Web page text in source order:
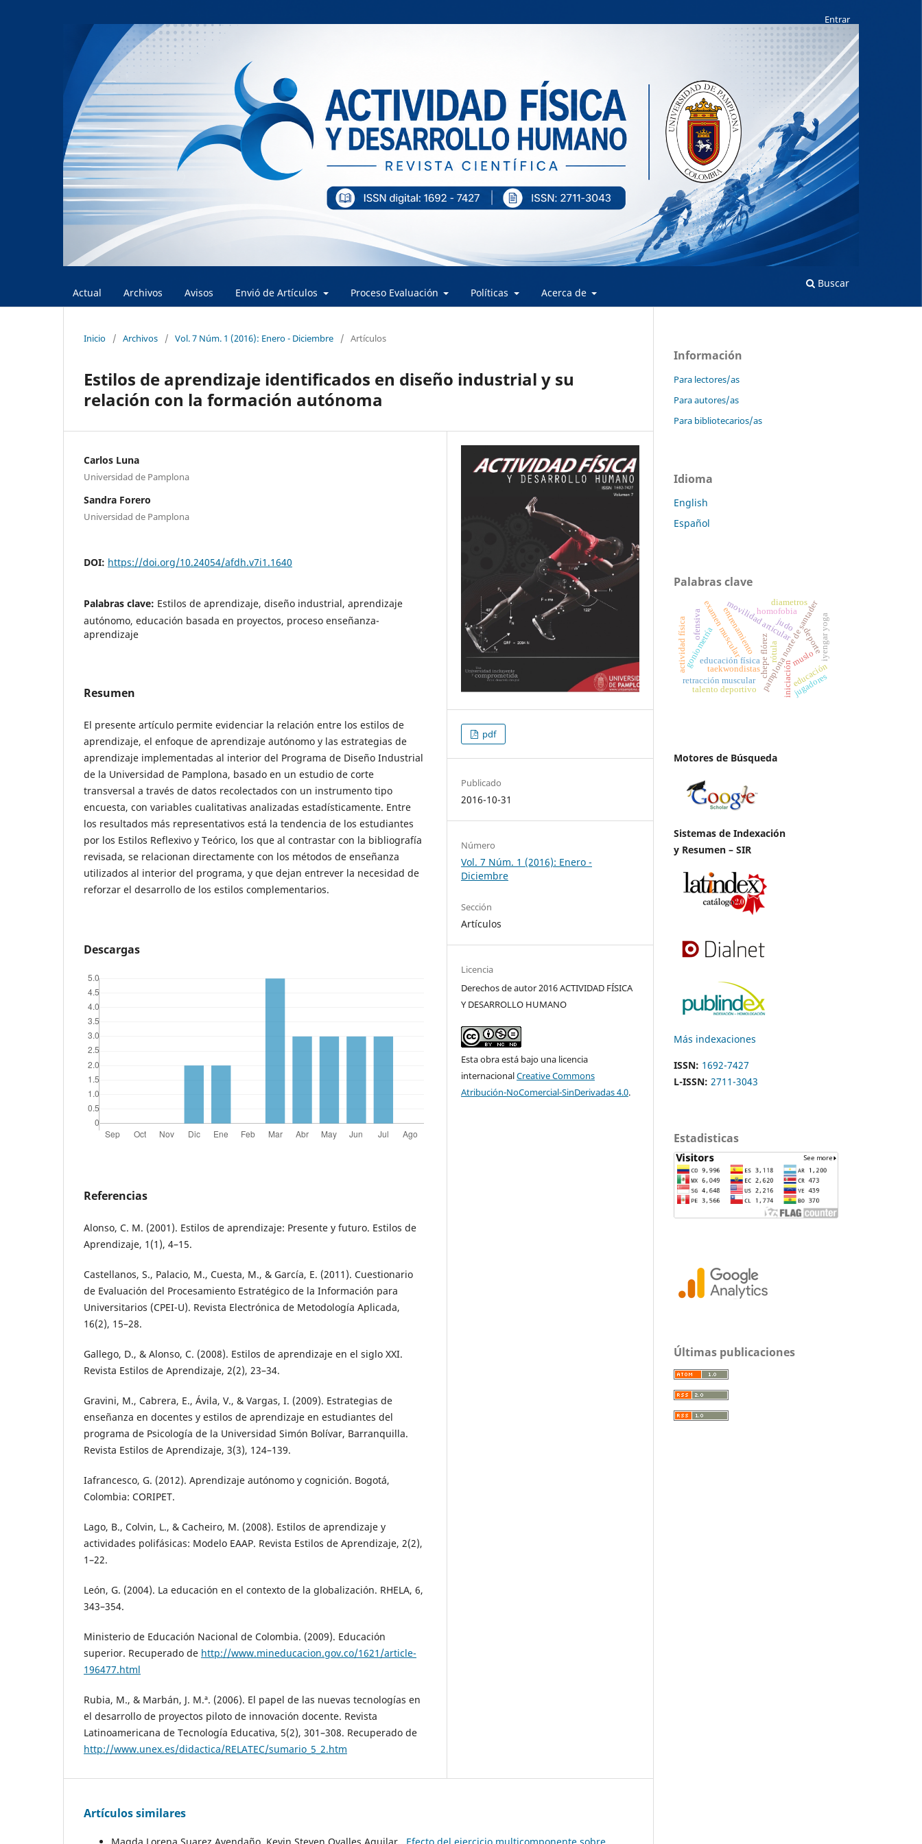
Actual Archivos Avisos Envió de Artículos Proceso Evaluación Políticas Acerca de
Buscar
Entrar
Inicio / Archivos / Vol. 7 Núm. 1 (2016): Enero - Diciembre / Artículos
Estilos de aprendizaje identificados en diseño industrial y su
relación con la formación autónoma
Carlos Luna
Universidad de Pamplona
Sandra Forero
Universidad de Pamplona
DOI: https://doi.org/10.24054/afdh.v7i1.1640
Palabras clave: Estilos de aprendizaje, diseño industrial, aprendizaje
autónomo, educación basada en proyectos, proceso enseñanza-
aprendizaje
Resumen
El presente artículo permite evidenciar la relación entre los estilos de
aprendizaje, el enfoque de aprendizaje autónomo y las estrategias de
aprendizaje implementadas al interior del Programa de Diseño Industrial
de la Universidad de Pamplona, basado en un estudio de corte
transversal a través de datos recolectados con un instrumento tipo
encuesta, con variables cualitativas analizadas estadísticamente. Entre
los resultados más representativos está la tendencia de los estudiantes
por los Estilos Reflexivo y Teórico, los que al contrastar con la bibliografía
revisada, se relacionan directamente con los métodos de enseñanza
utilizados al interior del programa, y que dejan entrever la necesidad de
reforzar el desarrollo de los estilos complementarios.
Descargas
Referencias
Alonso, C. M. (2001). Estilos de aprendizaje: Presente y futuro. Estilos de
Aprendizaje, 1(1), 4–15.
Castellanos, S., Palacio, M., Cuesta, M., & García, E. (2011). Cuestionario
de Evaluación del Procesamiento Estratégico de la Información para
Universitarios (CPEI-U). Revista Electrónica de Metodología Aplicada,
16(2), 15–28.
Gallego, D., & Alonso, C. (2008). Estilos de aprendizaje en el siglo XXI.
Revista Estilos de Aprendizaje, 2(2), 23–34.
Gravini, M., Cabrera, E., Ávila, V., & Vargas, I. (2009). Estrategias de
enseñanza en docentes y estilos de aprendizaje en estudiantes del
programa de Psicología de la Universidad Simón Bolívar, Barranquilla.
Revista Estilos de Aprendizaje, 3(3), 124–139.
Iafrancesco, G. (2012). Aprendizaje autónomo y cognición. Bogotá,
Colombia: CORIPET.
Lago, B., Colvin, L., & Cacheiro, M. (2008). Estilos de aprendizaje y
actividades polifásicas: Modelo EAAP. Revista Estilos de Aprendizaje, 2(2),
1–22.
León, G. (2004). La educación en el contexto de la globalización. RHELA, 6,
343–354.
Ministerio de Educación Nacional de Colombia. (2009). Educación
superior. Recuperado de http://www.mineducacion.gov.co/1621/article-
196477.html
Rubia, M., & Marbán, J. M.ª. (2006). El papel de las nuevas tecnologías en
el desarrollo de proyectos piloto de innovación docente. Revista
Latinoamericana de Tecnología Educativa, 5(2), 301–308. Recuperado de
http://www.unex.es/didactica/RELATEC/sumario_5_2.htm
pdf
Publicado
2016-10-31
Número
Vol. 7 Núm. 1 (2016): Enero -
Diciembre
Sección
Artículos
Licencia
Derechos de autor 2016 ACTIVIDAD FÍSICA
Y DESARROLLO HUMANO
Esta obra está bajo una licencia
internacionalCreative Commons
Atribución-NoComercial-SinDerivadas 4.0.
Artículos similares
Información
Para lectores/as
Para autores/as
Para bibliotecarios/as
Idioma
English
Español
Palabras clave
chepe flórez
educación físicapamplona norte de santader
movilidad articular
examen muscular
goniometría
retracción muscular iniciación
entrenamientohomofobia
deporte
educación
iyengar yoga
actividad física judo
diametros
jugadores
ofensiva
rótula muslo
talento deportivo
taekwondistas
Motores de Búsqueda
Sistemas de Indexación
y Resumen – SIR
Más indexaciones
ISSN: 1692-7427
L-ISSN: 2711-3043
Estadisticas
Últimas publicaciones